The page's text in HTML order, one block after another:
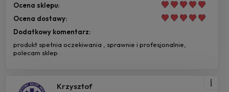
Ocena sklepu:
Ocena dostawy:
Dodatkowy komentarz:
produkt spełnia oczekiwania , sprawnie i profesjonalnie,
polecam sklep
Krzysztof